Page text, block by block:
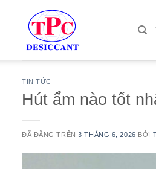
TIN TỨC
Hút ẩm nào tốt
ĐÃ ĐĂNG TRÊN3 THÁNG 6, 2026 BỞI